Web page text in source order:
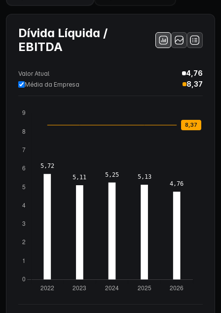
Dívida Líquida /
EBITDA
Valor Atual 4,76
Média da Empresa 8,37